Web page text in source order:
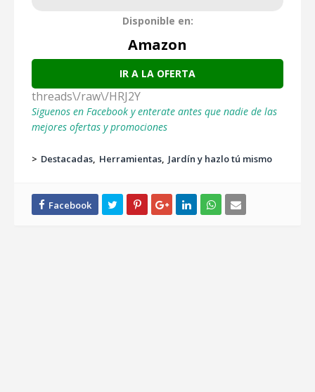
Disponible en:
Amazon
IR A LA OFERTA
threads\/raw\/HRJ2Y
Siguenos en Facebook y enterate antes que nadie de las
mejores ofertas y promociones
> Destacadas Herramientas Jardín y hazlo tú mismo